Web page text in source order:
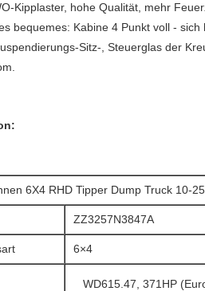
Kipplaster, hohe Qualität, mehr
bequemes: Kabine 4 Punkt voll -
Sitz-, Steuerglas der
6X4 RHD Tipper Dump Truck 10-
ZZ3257N3847A
6×4
WD615.47, 371HP